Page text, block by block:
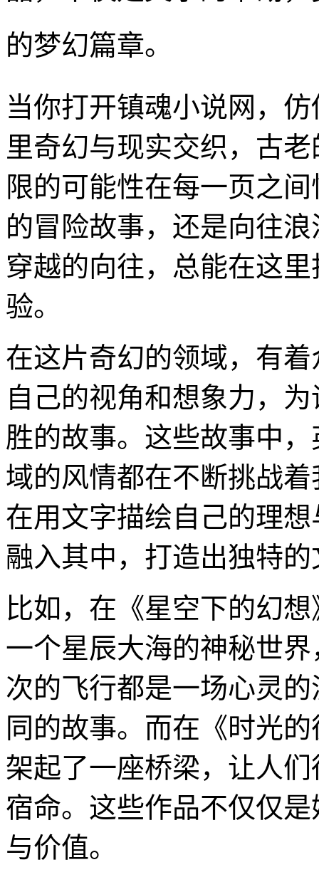
的梦幻篇章。
当你打开镇魂小说网，
里奇幻与现实交织，古
限的可能性在每一页之
的冒险故事，还是向往
穿越的向往，总能在这
验。
在这片奇幻的领域，有
自己的视角和想象力，
胜的故事。这些故事中
域的风情都在不断挑战
在用文字描绘自己的理
融入其中，打造出独特
比如，在《星空下的幻
一个星辰大海的神秘世
次的飞行都是一场心灵
同的故事。而在《时光
架起了一座桥梁，让人
宿命。这些作品不仅仅
与价值。